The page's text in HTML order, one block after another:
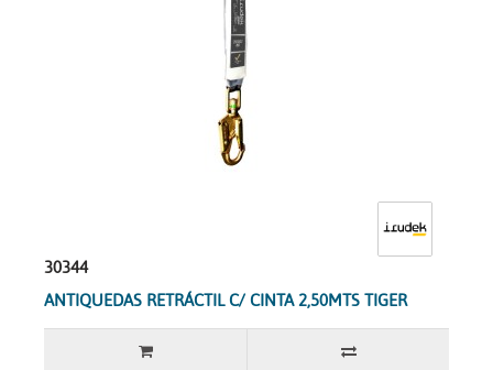
30344
ANTIQUEDAS RETRÁCTIL C/ CINTA 2,50MTS TIGER